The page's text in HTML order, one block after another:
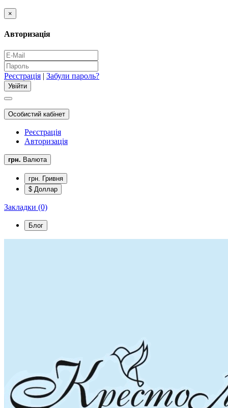
×
Авторизація
Реєстрація | Забули пароль?
Особистий кабінет
Реєстрація
Авторизація
грн. Валюта
грн. Гривня
$ Доллар
Закладки (0)
Блог